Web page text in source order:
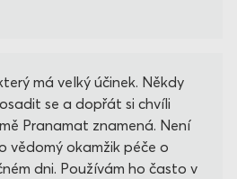
má velký účinek. Někdy
se a dopřát si chvíli
Pranamat znamená. Není
vědomý okamžik péče o
dni. Používám ho často v